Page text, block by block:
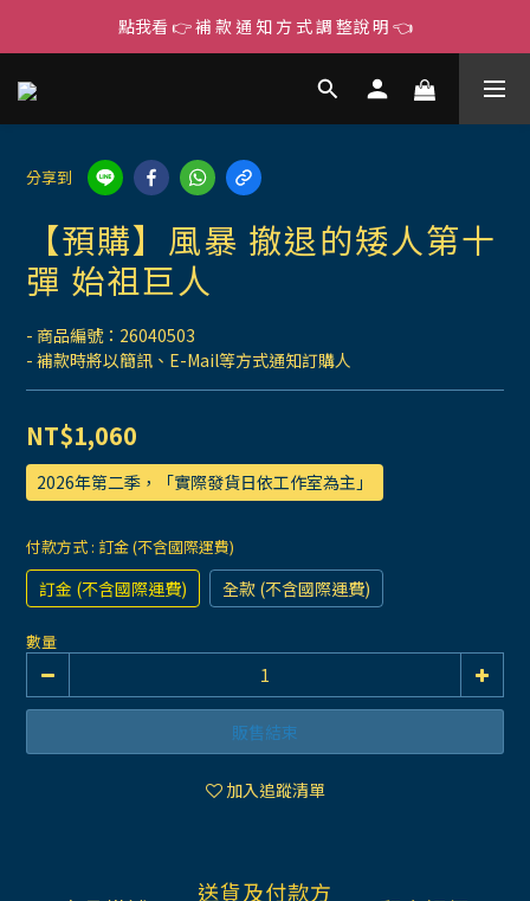
點我看 👉 補 款 通 知 方 式 調 整說 明 👈
分享到
【預購】風暴 撤退的矮人第十
彈 始祖巨人
- 商品編號：26040503
- 補款時將以簡訊、E-Mail等方式通知訂購人
NT$1,060
2026年第二季，「實際發貨日依工作室為主」
付款方式 : 訂金 (不含國際運費)
訂金 (不含國際運費) 全款 (不含國際運費)
數量
販售結束
加入追蹤清單
送貨及付款方